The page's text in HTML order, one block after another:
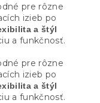
pre rôzne
izieb po
a štýl
a funkčnosť.
pre rôzne
izieb po
a štýl
a funkčnosť.